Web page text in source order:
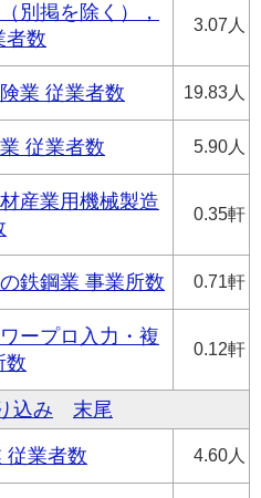
別掲を除く），
者数
3.07人
業 従業者数 19.83人
従業者数 5.90人
産業用機械製造
0.35軒
鉄鋼業 事業所数 0.71軒
ープロ入力・複
数
0.12軒
込み 末尾
従業者数 4.60人